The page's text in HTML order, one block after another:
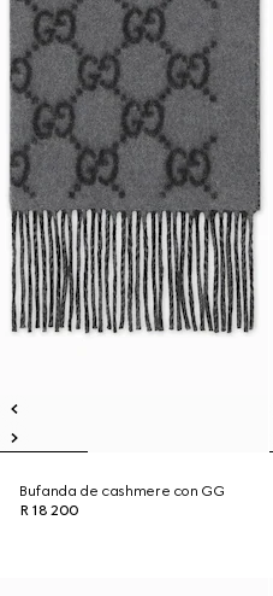
Bufanda de cashmere con GG
R 18 200